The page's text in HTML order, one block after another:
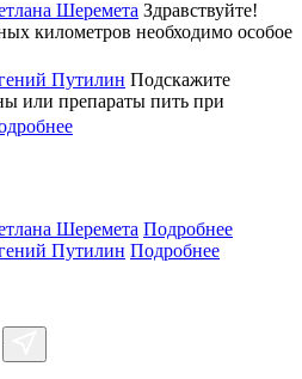
Шеремета Здравствуйте!
километров необходимо особое
Путилин Подскажите
или препараты пить при
Шеремета Подробнее
Путилин Подробнее